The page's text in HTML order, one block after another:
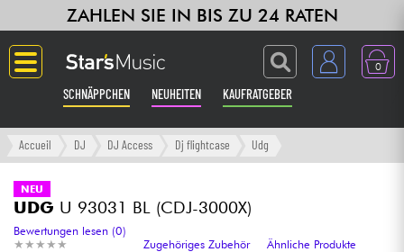
ZAHLEN SIE IN BIS ZU 24 RATEN
0
SCHNÄPPCHEN NEUHEITEN KAUFRATGEBER
Langue
Verstärker & Effekte
Accueil DJ DJ Access Dj flightcase Udg
NEU
UDG U 93031 BL (CDJ-3000X)
★ ★ ★ ★ ★
★ ★ ★ ★ ★
Bewertungen lesen (0)
Zugehöriges Zubehör
Ähnliche Produkte